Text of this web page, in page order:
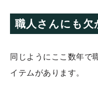
職人さんにも欠
同じようにここ数年で
イテムがあります。